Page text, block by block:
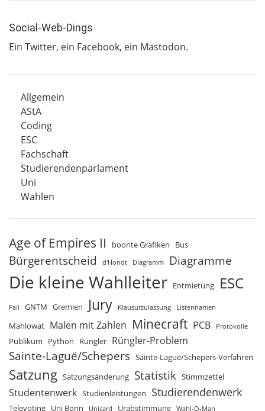
Social-Web-Dings
Ein Twitter, ein Facebook, ein Mastodon.
Allgemein
AStA
Coding
ESC
Fachschaft
Studierendenparlament
Uni
Wahlen
Age of Empires II boonte Grafiken Bus
Bürgerentscheid d'Hondt Diagramm Diagramme
Die kleine Wahlleiter Entmietung ESC
Fail GNTM Gremien Jury Klausurzulassung Listennamen
Mahlowat Malen mit Zahlen Minecraft PCB Protokolle
Publikum Python Rüngler Rüngler-Problem
Sainte-Laguë/Schepers Sainte-Laguë/Schepers-Verfahren
Satzung Satzungsänderung Statistik Stimmzettel
Studentenwerk Studienleistungen Studierendenwerk
Televoting Uni Bonn Unicard Urabstimmung Wahl-O-Man